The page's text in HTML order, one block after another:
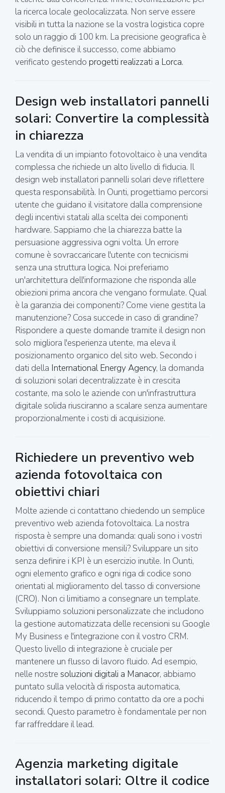
la ricerca locale geolocalizzata. Non serve essere
visibili in tutta la nazione se la vostra logistica copre
solo un raggio di 100 km. La precisione geografica è
ciò che definisce il successo, come abbiamo
verificato gestendo progetti realizzati a Lorca.
Design web installatori pannelli
solari: Convertire la complessità
in chiarezza
La vendita di un impianto fotovoltaico è una vendita
complessa che richiede un alto livello di fiducia. Il
design web installatori pannelli solari deve riflettere
questa responsabilità. In Ounti, progettiamo percorsi
utente che guidano il visitatore dalla comprensione
degli incentivi statali alla scelta dei componenti
hardware. Sappiamo che la chiarezza batte la
persuasione aggressiva ogni volta. Un errore
comune è sovraccaricare l'utente con tecnicismi
senza una struttura logica. Noi preferiamo
un'architettura dell'informazione che risponda alle
obiezioni prima ancora che vengano formulate. Qual
è la garanzia dei componenti? Come viene gestita la
manutenzione? Cosa succede in caso di grandine?
Rispondere a queste domande tramite il design non
solo migliora l'esperienza utente, ma eleva il
posizionamento organico del sito web. Secondo i
dati della International Energy Agency, la domanda
di soluzioni solari decentralizzate è in crescita
costante, ma solo le aziende con un'infrastruttura
digitale solida riusciranno a scalare senza aumentare
proporzionalmente i costi di acquisizione.
Richiedere un preventivo web
azienda fotovoltaica con
obiettivi chiari
Molte aziende ci contattano chiedendo un semplice
preventivo web azienda fotovoltaica. La nostra
risposta è sempre una domanda: quali sono i vostri
obiettivi di conversione mensili? Sviluppare un sito
senza definire i KPI è un esercizio inutile. In Ounti,
ogni elemento grafico e ogni riga di codice sono
orientati al miglioramento del tasso di conversione
(CRO). Non ci limitiamo a consegnare un template.
Sviluppiamo soluzioni personalizzate che includono
la gestione automatizzata delle recensioni su Google
My Business e l'integrazione con il vostro CRM.
Questo livello di integrazione è cruciale per
mantenere un flusso di lavoro fluido. Ad esempio,
nelle nostre soluzioni digitali a Manacor, abbiamo
puntato sulla velocità di risposta automatica,
riducendo il tempo di primo contatto da ore a pochi
secondi. Questo parametro è fondamentale per non
far raffreddare il lead.
Agenzia marketing digitale
installatori solari: Oltre il codice